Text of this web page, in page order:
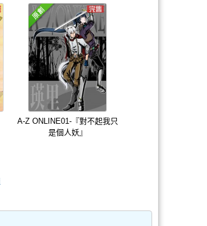
A-Z ONLINE01-『對不起我只
是個人妖』